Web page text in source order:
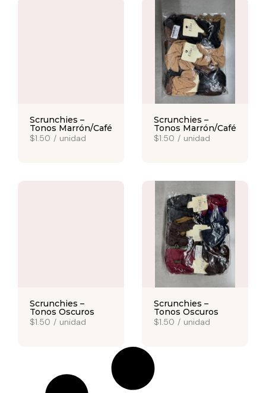
Scrunchies –
Tonos Marrón/Café
$1.50 / unidad
Scrunchies –
Tonos Marrón/Café
$1.50 / unidad
Scrunchies –
Tonos Oscuros
$1.50 / unidad
Scrunchies –
Tonos Oscuros
$1.50 / unidad